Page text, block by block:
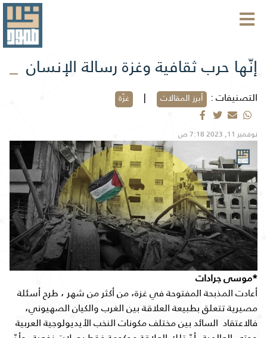
إنّها حرب ثقافية وغزة رسالة الإنسان
التصنيفات : أبرز المقالات | غزّة
نوفمبر 11, 2023 7:18 ص
*موسى جرادات
أعادت المذبحة المفتوحة في غزة، من أكثر من شهر ، طرح أسئلة
مصيرية تتعلق